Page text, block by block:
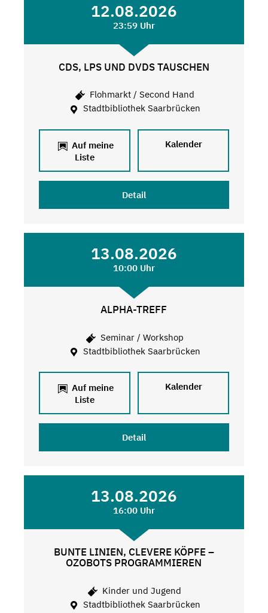
12.08.2026
23:59 Uhr
CDS, LPS UND DVDS TAUSCHEN
Flohmarkt / Second Hand
Stadtbibliothek Saarbrücken
Auf meine
Liste
Kalender
Detail
13.08.2026
10:00 Uhr
ALPHA-TREFF
Seminar / Workshop
Stadtbibliothek Saarbrücken
Auf meine
Liste
Kalender
Detail
13.08.2026
16:00 Uhr
BUNTE LINIEN, CLEVERE KÖPFE –
OZOBOTS PROGRAMMIEREN
Kinder und Jugend
Stadtbibliothek Saarbrücken